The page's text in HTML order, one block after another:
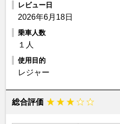
レビュー日
2026年6月18日
乗車人数
１人
使用目的
レジャー
総合評価